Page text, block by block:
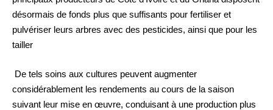
désormais de fonds plus que suffisants pour fertiliser et
pulvériser leurs arbres avec des pesticides, ainsi que pour les
tailler
De tels soins aux cultures peuvent augmenter
considérablement les rendements au cours de la saison
suivant leur mise en œuvre, conduisant à une production plus